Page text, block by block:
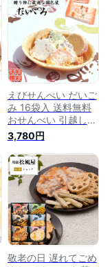
い 詰め合わせ 誕生
日 スイーツ 和菓子
贈り物 お菓子 個包
装 せんべい 高級 転
職 就職 入学 卒業 御
供 御歳暮 御年賀 御
挨拶 年末 年始
えびせんべい だいご
み 16袋入 送料無料
おせんべい 引越し
ギフト 法事 内祝い
お礼 お祝い 快気祝
い 忌明け 粗供養 お
返し 誕生日 法要 詰
め合わせ ギフト プ
レゼント スイーツ
和菓子 贈り物 お菓
子 個包装 お取り寄
せ 日持ち 御中元 お
中元 暑中御見舞 御
挨拶
3,780円
敬老の日 遅れてごめ